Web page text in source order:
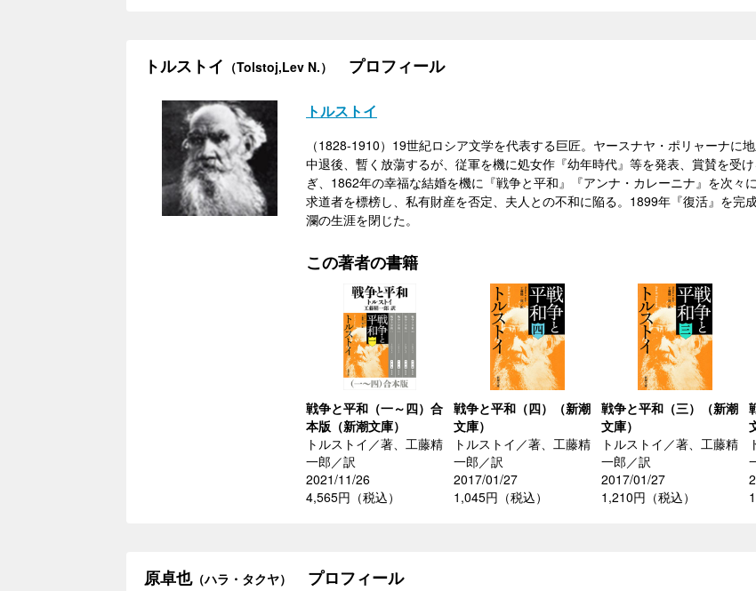
トルストイ （Tolstoj,Lev N.） プロフィール
トルストイ
（1828-1910）19世紀ロシア文学を代表する巨匠。ヤースナヤ・ポリャーナに
中退後、暫く放蕩するが、従軍を機に処女作『幼年時代』等を発表、賞賛を受
ぎ、1862年の幸福な結婚を機に『戦争と平和』『アンナ・カレーニナ』を次々
求道者を標榜し、私有財産を否定、夫人との不和に陥る。1899年『復活』を完
瀾の生涯を閉じた。
この著者の書籍
戦争と平和（一～四）合
本版（新潮文庫）
トルストイ／著、工藤精
一郎／訳
2021/11/26
4,565円（税込）
戦争と平和（四）（新潮
文庫）
トルストイ／著、工藤精
一郎／訳
2017/01/27
1,045円（税込）
戦争と平和（三）（新潮
文庫）
トルストイ／著、工藤精
一郎／訳
2017/01/27
1,210円（税込）
原卓也（ハラ・タクヤ） プロフィール